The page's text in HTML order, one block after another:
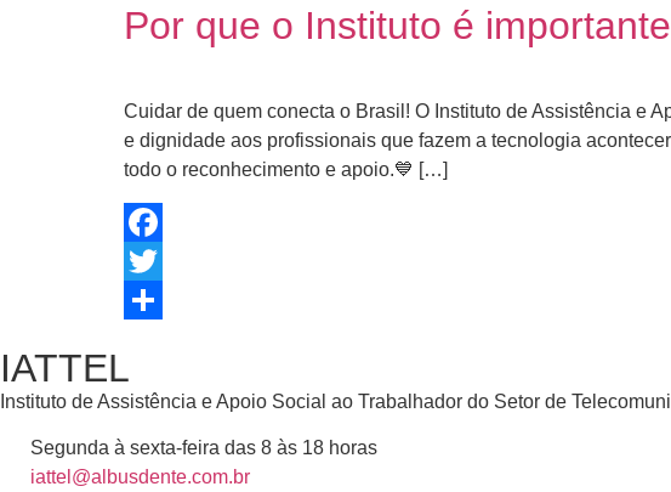
Share
Por que o Instituto é
Cuidar de quem conecta o Brasil! O Instituto de Assistência e
e dignidade aos profissionais que fazem a tecnologia
todo o reconhecimento e apoio.💙 […]
Facebook
Twitter
IATTEL
Instituto de Assistência e Apoio Social ao Trabalhador do Setor de
Segunda à sexta-feira das 8 às 18 horas
iattel@albusdente.com.br